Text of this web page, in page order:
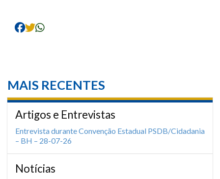
MAIS RECENTES
Artigos e Entrevistas
Entrevista durante Convenção Estadual PSDB/Cidadania
– BH – 28-07-26
Notícias